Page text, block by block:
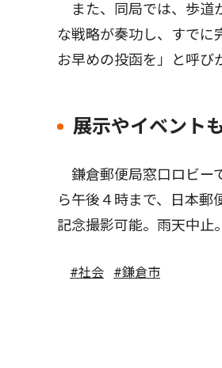
また、同局では、歩道
な戦略が奏功し、すでに
お早めの投函を」と呼び
展示やイベント
鎌倉郵便局窓口ロビー
ら午後４時まで、日本郵
記念撮影可能。雨天中止。
#社会 #鎌倉市